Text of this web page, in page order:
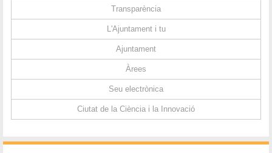
Transparència
L'Ajuntament i tu
Ajuntament
Àrees
Seu electrònica
Ciutat de la Ciència i la Innovació